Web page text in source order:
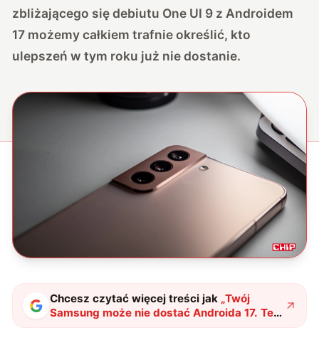
zbliżającego się debiutu One UI 9 z Androidem
17 możemy całkiem trafnie określić, kto
ulepszeń w tym roku już nie dostanie.
Chcesz czytać więcej treści jak „Twój
Samsung może nie dostać Androida 17. Te
modele ominie One UI 9"?